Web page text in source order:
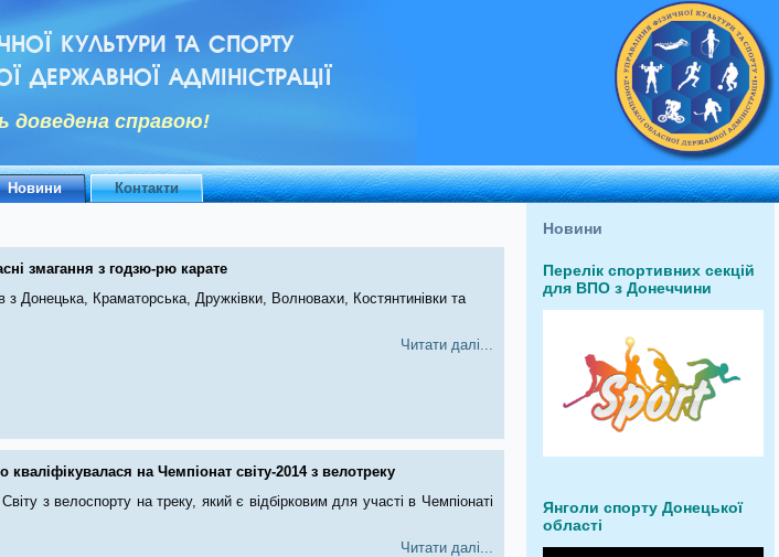
КУЛЬТУРИ ТА СПОРТУ
ДЕРЖАВНОЇ АДМІНІСТРАЦІЇ
доведена справою!
Новини Контакти
змагання з годзю-рю карате
з Донецька, Краматорська, Дружківки, Волновахи, Костянтинівки та
Читати далі...
на Чемпіонат світу-2014 з велотреку
з велоспорту на треку, який є відбірковим для участі в Чемпіонаті
Читати далі...
Новини
Перелік спортивних секцій
для ВПО з Донеччини
Янголи спорту Донецької
області